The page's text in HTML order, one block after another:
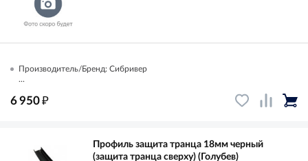
Производитель/Бренд: Сибривер
...
6 950₽
Профиль защита транца 18мм черный
(защита транца сверху) (Голубев)